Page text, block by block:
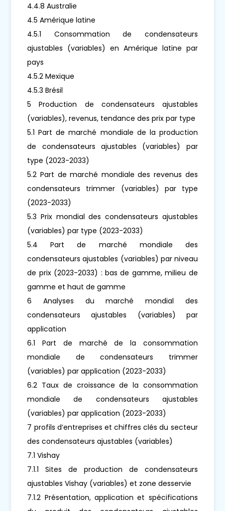
4.4.8 Australie
4.5 Amérique latine
4.5.1 Consommation de condensateurs
ajustables (variables) en Amérique latine par
pays
4.5.2 Mexique
4.5.3 Brésil
5 Production de condensateurs ajustables
(variables), revenus, tendance des prix par type
5.1 Part de marché mondiale de la production
de condensateurs ajustables (variables) par
type (2023-2033)
5.2 Part de marché mondiale des revenus des
condensateurs trimmer (variables) par type
(2023-2033)
5.3 Prix mondial des condensateurs ajustables
(variables) par type (2023-2033)
5.4 Part de marché mondiale des
condensateurs ajustables (variables) par niveau
de prix (2023-2033) : bas de gamme, milieu de
gamme et haut de gamme
6 Analyses du marché mondial des
condensateurs ajustables (variables) par
application
6.1 Part de marché de la consommation
mondiale de condensateurs trimmer
(variables) par application (2023-2033)
6.2 Taux de croissance de la consommation
mondiale de condensateurs ajustables
(variables) par application (2023-2033)
7 profils d’entreprises et chiffres clés du secteur
des condensateurs ajustables (variables)
7.1 Vishay
7.1.1 Sites de production de condensateurs
ajustables Vishay (variables) et zone desservie
7.1.2 Présentation, application et spécifications